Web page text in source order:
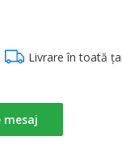
Livrare în toată